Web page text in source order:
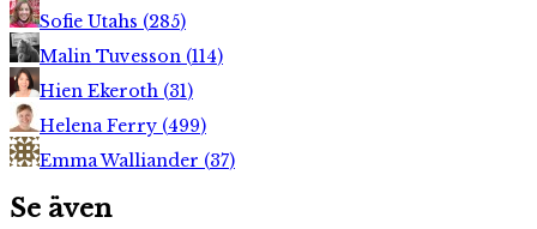
Sofie Utahs (285)
Malin Tuvesson (114)
Hien Ekeroth (31)
Helena Ferry (499)
Emma Walliander (37)
Se även